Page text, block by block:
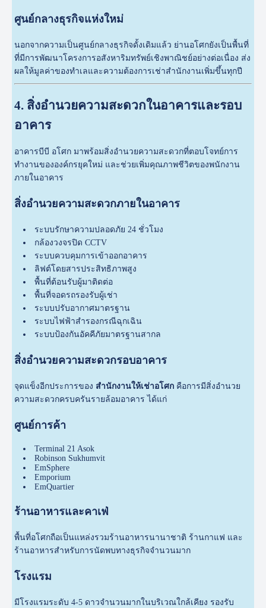
ศูนย์กลางธุรกิจแห่งใหม่
นอกจากความเป็นศูนย์กลางธุรกิจดั้งเดิมแล้ว ย่านอโศกยังเป็นพื้นที่
ที่มีการพัฒนาโครงการอสังหาริมทรัพย์เชิงพาณิชย์อย่างต่อเนื่อง ส่ง
ผลให้มูลค่าของทำเลและความต้องการเช่าสำนักงานเพิ่มขึ้นทุกปี
4. สิ่งอำนวยความสะดวกในอาคารและรอบ
อาคาร
อาคารบีบี อโศก มาพร้อมสิ่งอำนวยความสะดวกที่ตอบโจทย์การ
ทำงานขององค์กรยุคใหม่ และช่วยเพิ่มคุณภาพชีวิตของพนักงาน
ภายในอาคาร
สิ่งอำนวยความสะดวกภายในอาคาร
ระบบรักษาความปลอดภัย 24 ชั่วโมง
กล้องวงจรปิด CCTV
ระบบควบคุมการเข้าออกอาคาร
ลิฟต์โดยสารประสิทธิภาพสูง
พื้นที่ต้อนรับผู้มาติดต่อ
พื้นที่จอดรถรองรับผู้เช่า
ระบบปรับอากาศมาตรฐาน
ระบบไฟฟ้าสำรองกรณีฉุกเฉิน
ระบบป้องกันอัคคีภัยมาตรฐานสากล
สิ่งอำนวยความสะดวกรอบอาคาร
จุดแข็งอีกประการของ สำนักงานให้เช่าอโศก คือการมีสิ่งอำนวย
ความสะดวกครบครันรายล้อมอาคาร ได้แก่
ศูนย์การค้า
Terminal 21 Asok
Robinson Sukhumvit
EmSphere
Emporium
EmQuartier
ร้านอาหารและคาเฟ่
พื้นที่อโศกถือเป็นแหล่งรวมร้านอาหารนานาชาติ ร้านกาแฟ และ
ร้านอาหารสำหรับการนัดพบทางธุรกิจจำนวนมาก
โรงแรม
มีโรงแรมระดับ 4-5 ดาวจำนวนมากในบริเวณใกล้เคียง รองรับ